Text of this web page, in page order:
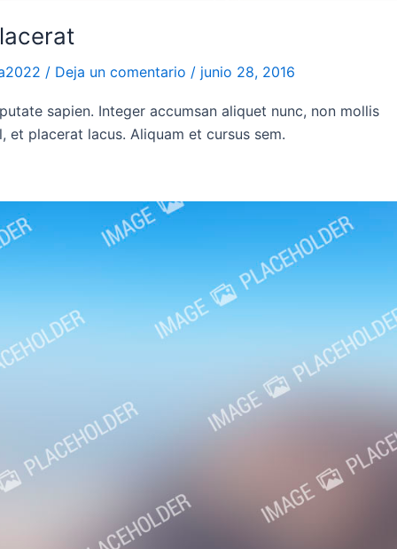
/ Deja un comentario / junio 28, 2016
sapien. Integer accumsan aliquet nunc, non mollis
et placerat lacus. Aliquam et cursus sem.